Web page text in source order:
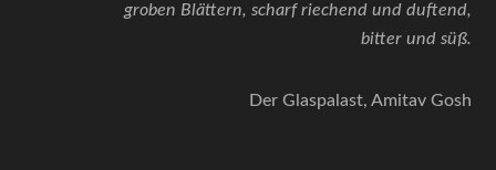
groben Blättern, scharf riechend und duftend,
bitter und süß.
Der Glaspalast, Amitav Gosh